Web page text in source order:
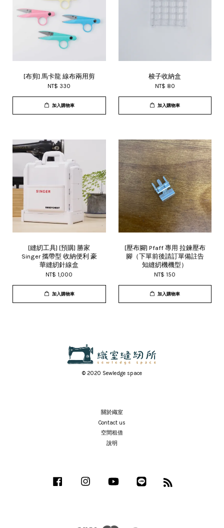
[布剪] 馬卡龍 線布兩用剪
NT$ 330
加入購物車
梭子收納盒
NT$ 80
加入購物車
[縫紉工具] [預購] 勝家
Singer 攜帶型 收納便利 豪
華縫紉針線盒
NT$ 1,000
加入購物車
[壓布腳] Pfaff 專用 拉鍊壓布
腳（下單前後請訂單備註告
知縫紉機機型）
NT$ 150
加入購物車
© 2020 Sewledge space
關於織室
Contact us
空間租借
說明
Facebook Instagram YouTube